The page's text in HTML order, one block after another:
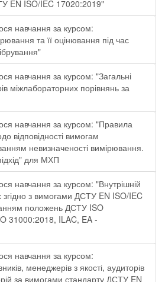
EN ISO/IEC 17020:2019"
навчання за курсом:
та її оцінювання під час
навчання за курсом: "Загальні
міжлабораторних порівнянь за
навчання за курсом: "Правила
відповідності вимогам
невизначеності вимірювання.
для МХП
навчання за курсом: "Внутрішній
згідно з вимогами ДСТУ EN ISO/IEC
положень ДСТУ ISO
31000:2018, ILAC, EA -
навчання за курсом:
менеджерів з якості, аудиторів
за вимогами стандарту ДСТУ EN